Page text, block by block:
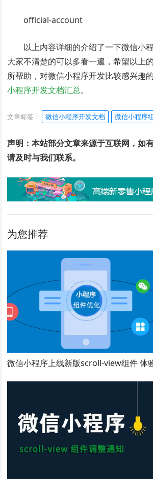
official-account
以上内容详细的介绍了一下微信小
大家不清楚的可以多看一遍，希望以上
所帮助，对微信小程序开发比较感兴趣
小程序开发文档汇总。
文章标签： 微信小程序开发文档 微信小程序
声明：本站部分文章来源于互联网，如
请及时与我们联系。
为您推荐
微信小程序上线新版scroll-view组件 体